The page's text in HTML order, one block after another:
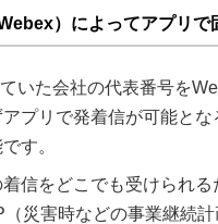
）によってアプリで
いた会社の代表番号を
プリで発着信が可能と
す。
信をどこでも受けられ
（災害時などの事業継続